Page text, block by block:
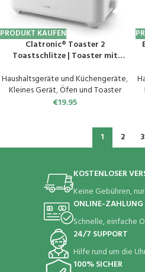
PRODUKT KAUFEN
Clatronic® Toaster 2
Toastschlitze | Toaster mit
Scheiben mit Liftfunktion |
Toster mit Auftau- und
Aufwärm-Funktion | für Brötchen
Haushaltsgeräte und Küchengeräte,
Kleines Gerät,Öfen und Toaster
€19.95
1 2 3
KOSTENLOSER
Keine Gebühren,
ONLINE-ZAHLUNG
Schnelle, einfache
24/7 SUPPORT
Hilfe rund um die
100% SICHER